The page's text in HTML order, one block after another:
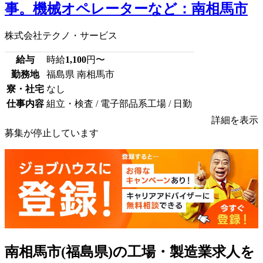
事。機械オペレーターなど：南相馬市
株式会社テクノ・サービス
給与 時給1,100円〜
勤務地
福島県 南相馬市
寮・社宅 なし
仕事内容 組立・検査 / 電子部品系工場 / 日勤
詳細を表示
募集が停止しています
南相馬市(福島県)の工場・製造業求人を